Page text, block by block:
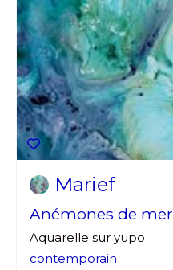
Marief
Anémones de mer
Aquarelle sur yupo
contemporain